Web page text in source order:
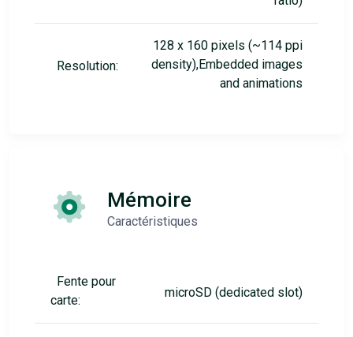
Resolution:
128 x 160 pixels (~114 ppi
density),Embedded images
and animations
Mémoire
Caractéristiques
Fente pour
carte:
microSD (dedicated slot)